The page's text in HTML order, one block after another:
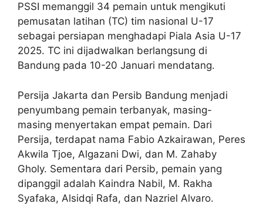
PSSI memanggil 34 pemain untuk mengikuti
pemusatan latihan (TC) tim nasional U-17
sebagai persiapan menghadapi Piala Asia U-17
2025. TC ini dijadwalkan berlangsung di
Bandung pada 10-20 Januari mendatang.
Persija Jakarta dan Persib Bandung menjadi
penyumbang pemain terbanyak, masing-
masing menyertakan empat pemain. Dari
Persija, terdapat nama Fabio Azkairawan, Peres
Akwila Tjoe, Algazani Dwi, dan M. Zahaby
Gholy. Sementara dari Persib, pemain yang
dipanggil adalah Kaindra Nabil, M. Rakha
Syafaka, Alsidqi Rafa, dan Nazriel Alvaro.